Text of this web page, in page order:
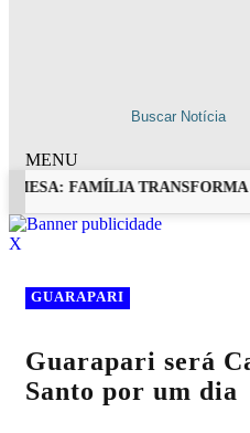
MENU
FAMÍLIA TRANSFORMA
X
GUARAPARI
Guarapari será
Santo por um dia